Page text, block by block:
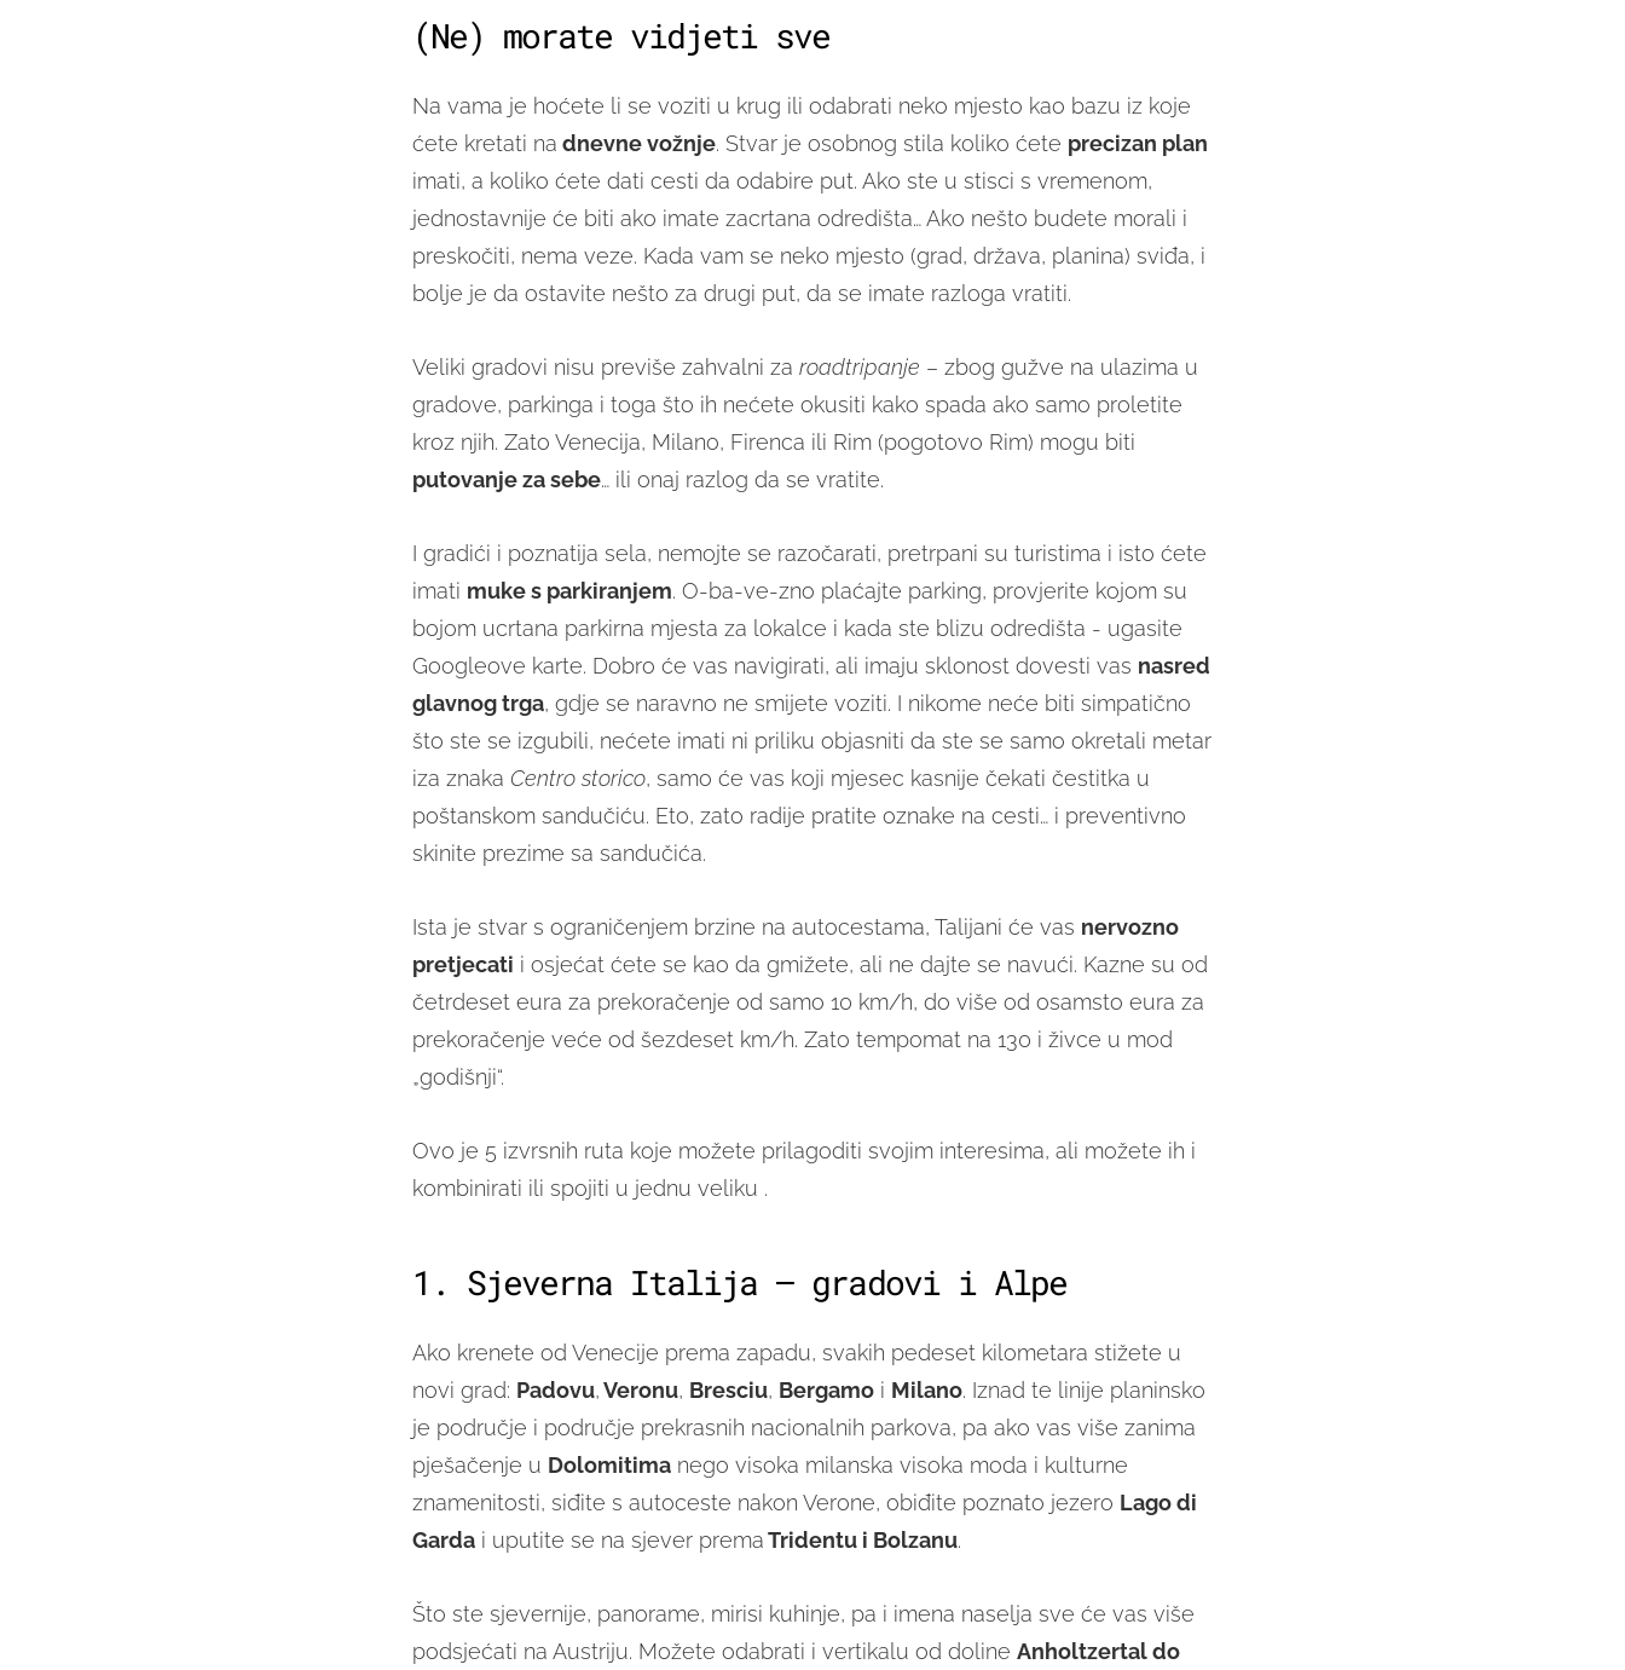
(Ne) morate vidjeti sve
Na vama je hoćete li se voziti u krug ili odabrati neko mjesto kao bazu iz koje
ćete kretati na dnevne vožnje. Stvar je osobnog stila koliko ćete precizan plan
imati, a koliko ćete dati cesti da odabire put. Ako ste u stisci s vremenom,
jednostavnije će biti ako imate zacrtana odredišta… Ako nešto budete morali i
preskočiti, nema veze. Kada vam se neko mjesto (grad, država, planina) sviđa, i
bolje je da ostavite nešto za drugi put, da se imate razloga vratiti.
Veliki gradovi nisu previše zahvalni za roadtripanje – zbog gužve na ulazima u
gradove, parkinga i toga što ih nećete okusiti kako spada ako samo proletite
kroz njih. Zato Venecija, Milano, Firenca ili Rim (pogotovo Rim) mogu biti
putovanje za sebe… ili onaj razlog da se vratite.
I gradići i poznatija sela, nemojte se razočarati, pretrpani su turistima i isto ćete
imati muke s parkiranjem. O-ba-ve-zno plaćajte parking, provjerite kojom su
bojom ucrtana parkirna mjesta za lokalce i kada ste blizu odredišta - ugasite
Googleove karte. Dobro će vas navigirati, ali imaju sklonost dovesti vas nasred
glavnog trga, gdje se naravno ne smijete voziti. I nikome neće biti simpatično
što ste se izgubili, nećete imati ni priliku objasniti da ste se samo okretali metar
iza znaka Centro storico, samo će vas koji mjesec kasnije čekati čestitka u
poštanskom sandučiću. Eto, zato radije pratite oznake na cesti… i preventivno
skinite prezime sa sandučića.
Ista je stvar s ograničenjem brzine na autocestama, Talijani će vas nervozno
pretjecati i osjećat ćete se kao da gmižete, ali ne dajte se navući. Kazne su od
četrdeset eura za prekoračenje od samo 10 km/h, do više od osamsto eura za
prekoračenje veće od šezdeset km/h. Zato tempomat na 130 i živce u mod
„godišnji“.
Ovo je 5 izvrsnih ruta koje možete prilagoditi svojim interesima, ali možete ih i
kombinirati ili spojiti u jednu veliku .
1. Sjeverna Italija – gradovi i Alpe
Ako krenete od Venecije prema zapadu, svakih pedeset kilometara stižete u
novi grad: Padovu,Veronu, Bresciu, Bergamoi Milano. Iznad te linije planinsko
je područje i područje prekrasnih nacionalnih parkova, pa ako vas više zanima
pješačenje u Dolomitimanego visoka milanska visoka moda i kulturne
znamenitosti, siđite s autoceste nakon Verone, obiđite poznato jezero Lago di
Gardai uputite se na sjever premaTridentu i Bolzanu.
Što ste sjevernije, panorame, mirisi kuhinje, pa i imena naselja sve će vas više
podsjećati na Austriju. Možete odabrati i vertikalu od doline Anholtzertal do